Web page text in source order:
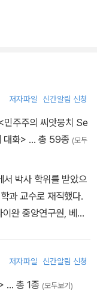
상의 전반적인 이해
할 수 있는 기회를 제
저자파일 신간알림 신청
민주주의 씨앗뭉치 Se
대화> … 총 59종 (모두
서 박사 학위를 받았으
과 교수로 재직했다.
완 중앙연구원, 베를
반민족행위 진상규명
의연구소 소장을 역
저자파일 신간알림 신청
… 총 1종 (모두보기)